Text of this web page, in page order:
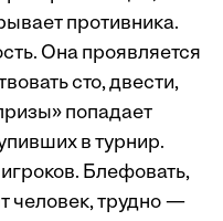
противника.
Она проявляется
сто, двести,
попадает
в турнир.
Блефовать,
человек, трудно —